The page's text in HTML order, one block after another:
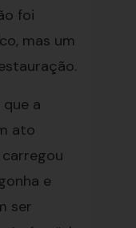
foi
mas um
a
ato
e
ser